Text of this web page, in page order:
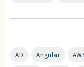
AD Angular